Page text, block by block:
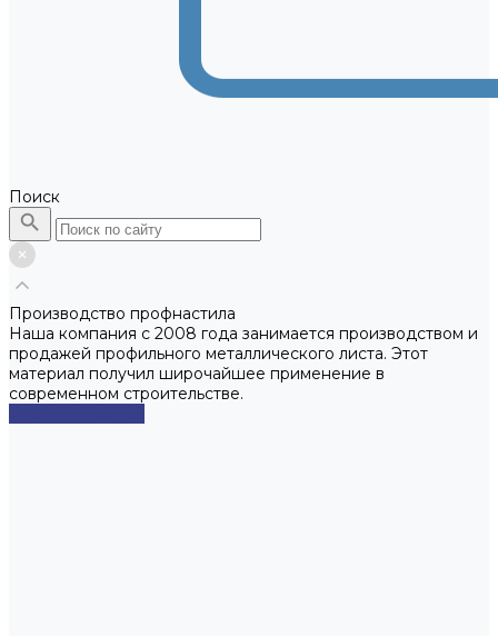
Поиск
Производство профнастила
Наша компания с 2008 года занимается производством и
продажей профильного металлического листа. Этот
материал получил широчайшее применение в
современном строительстве.